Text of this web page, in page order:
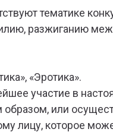
тематике
разжиганию
«Эротика».
участие в
или
лицу, которое